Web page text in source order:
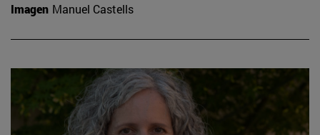
Imagen Manuel Castells